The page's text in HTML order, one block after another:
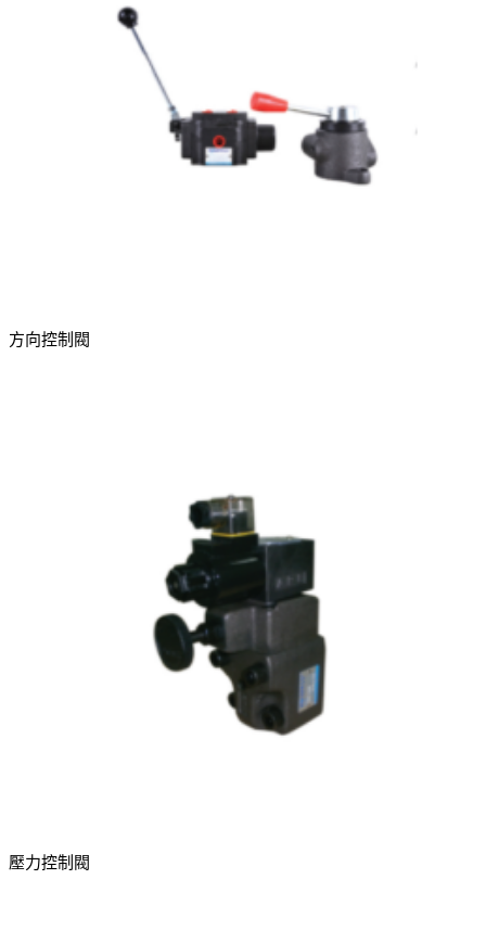
方向控制閥
壓力控制閥